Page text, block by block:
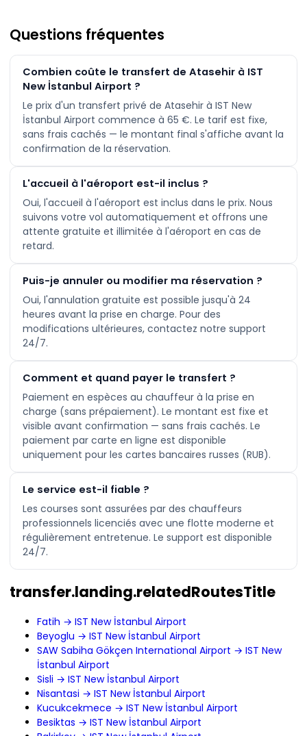
Questions fréquentes
Combien coûte le transfert de Atasehir à IST
New İstanbul Airport ?
Le prix d'un transfert privé de Atasehir à IST New
İstanbul Airport commence à 65 €. Le tarif est fixe,
sans frais cachés — le montant final s'affiche avant la
confirmation de la réservation.
L'accueil à l'aéroport est-il inclus ?
Oui, l'accueil à l'aéroport est inclus dans le prix. Nous
suivons votre vol automatiquement et offrons une
attente gratuite et illimitée à l'aéroport en cas de
retard.
Puis-je annuler ou modifier ma réservation ?
Oui, l'annulation gratuite est possible jusqu'à 24
heures avant la prise en charge. Pour des
modifications ultérieures, contactez notre support
24/7.
Comment et quand payer le transfert ?
Paiement en espèces au chauffeur à la prise en
charge (sans prépaiement). Le montant est fixe et
visible avant confirmation — sans frais cachés. Le
paiement par carte en ligne est disponible
uniquement pour les cartes bancaires russes (RUB).
Le service est-il fiable ?
Les courses sont assurées par des chauffeurs
professionnels licenciés avec une flotte moderne et
régulièrement entretenue. Le support est disponible
24/7.
transfer.landing.relatedRoutesTitle
Fatih → IST New İstanbul Airport
Beyoglu → IST New İstanbul Airport
SAW Sabiha Gökçen International Airport → IST New
İstanbul Airport
Sisli → IST New İstanbul Airport
Nisantasi → IST New İstanbul Airport
Kucukcekmece → IST New İstanbul Airport
Besiktas → IST New İstanbul Airport